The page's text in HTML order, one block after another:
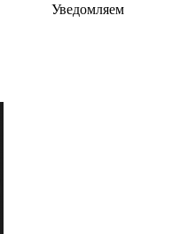
Уведомляем